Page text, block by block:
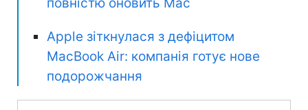
Apple зіткнулася з дефіцитом
MacBook Air: компанія готує нове
подорожчання